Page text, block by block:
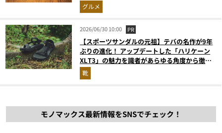
グルメ
2026/06/30 10:00 PR
【スポーツサンダルの元祖】テバの名作が9年
ぶりの進化！ アップデートした「ハリケーン
XLT3」の魅力を識者があらゆる角度から徹底
解説！
靴
モノマックス最新情報をSNSでチェック！